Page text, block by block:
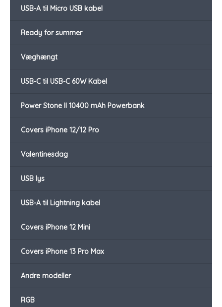
USB-A til Micro USB kabel
Ready for summer
Væghængt
USB-C til USB-C 60W Kabel
Power Stone II 10400 mAh Powerbank
Covers iPhone 12/12 Pro
Valentinesdag
USB lys
USB-A til Lightning kabel
Covers iPhone 12 Mini
Covers iPhone 13 Pro Max
Andre modeller
RGB